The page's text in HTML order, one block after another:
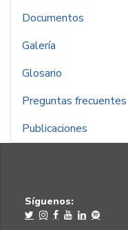
Documentos
Galería
Glosario
Preguntas frecuentes
Publicaciones
Síguenos: